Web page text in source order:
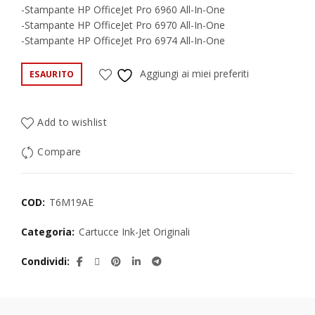
-Stampante HP OfficeJet Pro 6960 All-In-One
-Stampante HP OfficeJet Pro 6970 All-In-One
-Stampante HP OfficeJet Pro 6974 All-In-One
ESAURITO Aggiungi ai miei preferiti
Add to wishlist
Compare
COD: T6M19AE
Categoria: Cartucce Ink-Jet Originali
Condividi